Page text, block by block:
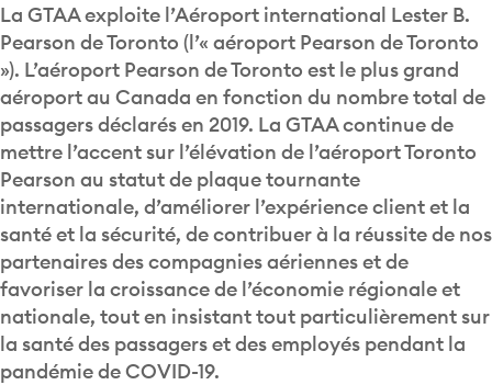
La GTAA exploite l’Aéroport international Lester B.
Pearson de Toronto (l’« aéroport Pearson de Toronto
»). L’aéroport Pearson de Toronto est le plus grand
aéroport au Canada en fonction du nombre total de
passagers déclarés en 2019. La GTAA continue de
mettre l’accent sur l’élévation de l’aéroport Toronto
Pearson au statut de plaque tournante
internationale, d’améliorer l’expérience client et la
santé et la sécurité, de contribuer à la réussite de nos
partenaires des compagnies aériennes et de
favoriser la croissance de l’économie régionale et
nationale, tout en insistant tout particulièrement sur
la santé des passagers et des employés pendant la
pandémie de COVID-19.